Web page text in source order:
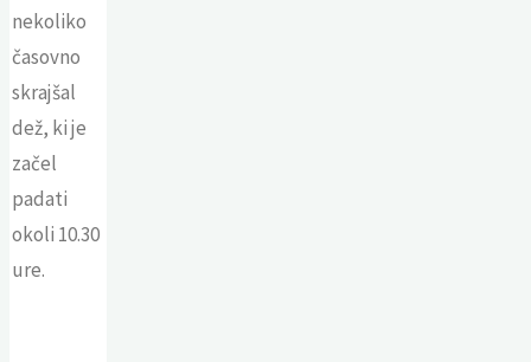
nekoliko
časovno
skrajšal
dež, ki je
začel
padati
okoli 10.30
ure.